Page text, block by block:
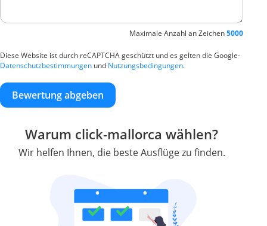
Maximale Anzahl an Zeichen5000
Diese Website ist durch reCAPTCHA geschützt und es gelten die Google-
Datenschutzbestimmungen und Nutzungsbedingungen.
Bewertung abgeben
Warum click-mallorca wählen?
Wir helfen Ihnen, die beste Ausflüge zu finden.